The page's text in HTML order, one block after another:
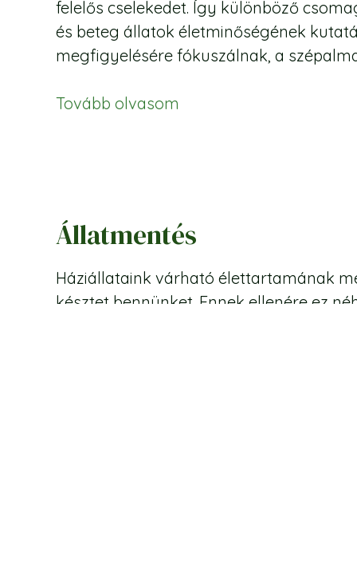
felelős cselekedet. Így különböző
és beteg állatok életminőségének
megfigyelésére fókuszálnak, a
Tovább olvasom
Állatmentés
Háziállataink várható élettartamának
késztet bennünket. Ennek ellenére ez